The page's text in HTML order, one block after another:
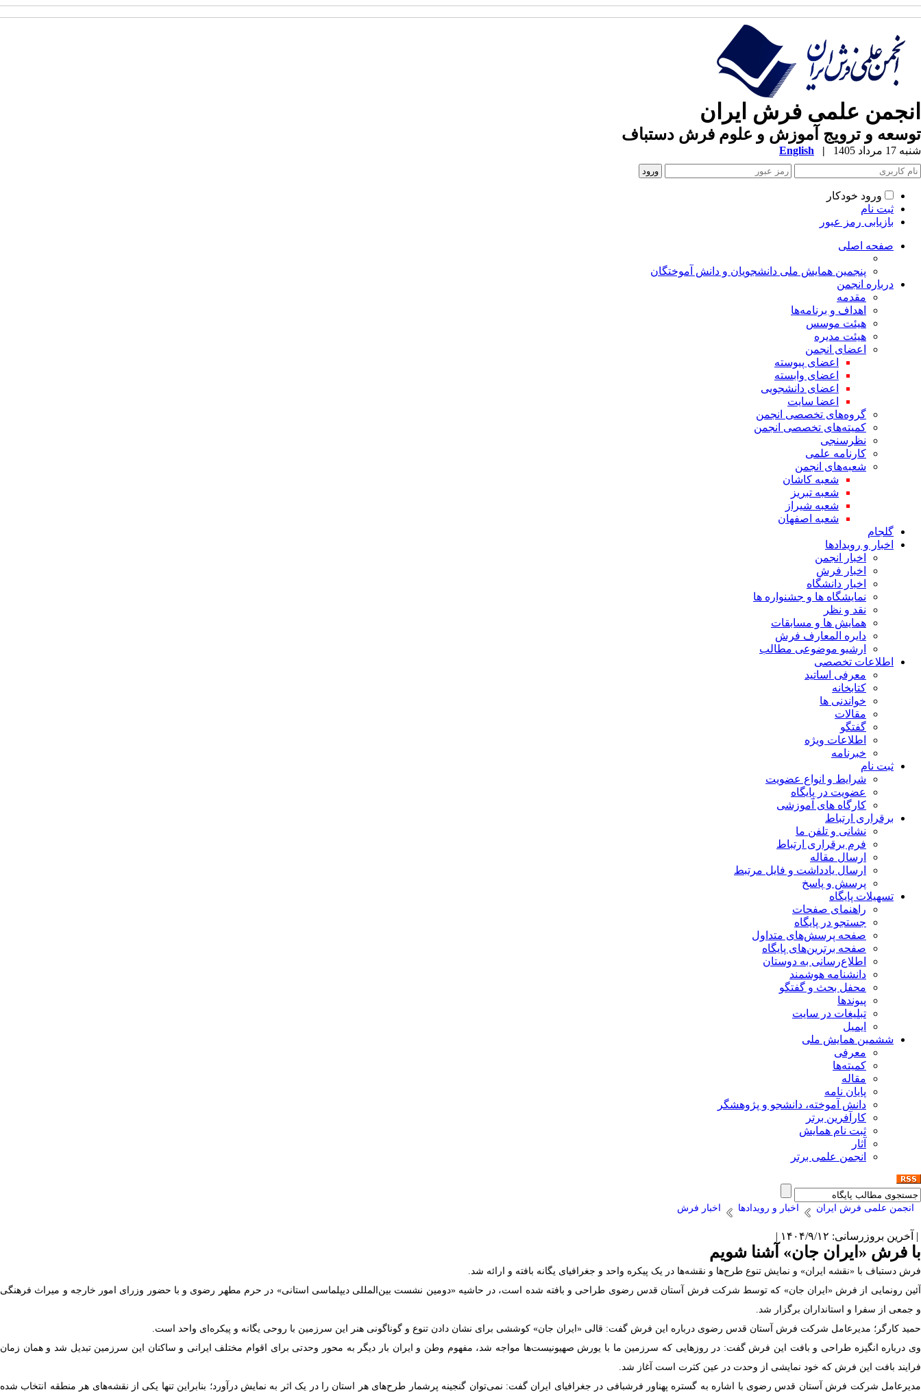
انجمن علمی فرش ایران
توسعه و ترویج آموزش و علوم فرش دستباف
شنبه 17 مرداد 1405 |
English
ورود خودکار
ثبت نام
بازیابی رمز عبور
صفحه اصلی
پنجمین همایش ملی دانشجویان و دانش آموختگان
درباره انجمن
مقدمه
اهداف و برنامه‌ها
هیئت موسس
هیئت مدیره
اعضای انجمن
اعضای پیوسته
اعضای وابسته
اعضای دانشجویی
اعضا سایت
گروه‌های تخصصی انجمن
کمیته‌های تخصصی انجمن
نظرسنجی
کارنامه علمی
شعبه‌های انجمن
شعبه کاشان
شعبه تبریز
شعبه شیراز
شعبه اصفهان
گلجام
اخبار و رویدادها
اخبار انجمن
اخبار فرش
اخبار دانشگاه
نمایشگاه ها و جشنواره ها
نقد و نظر
همایش ها و مسابقات
دایره المعارف فرش
ارشیو موضوعی مطالب
اطلاعات تخصصی
معرفی اساتید
کتابخانه
خواندنی ها
مقالات
گفتگو
اطلاعات ویژه
خبرنامه
ثبت نام
شرایط و انواع عضویت
عضویت در پایگاه
کارگاه های آموزشی
برقراری ارتباط
نشانی و تلفن ما
فرم برقراری ارتباط
ارسال مقاله
ارسال یادداشت و فایل مرتبط
پرسش و پاسخ
تسهیلات پایگاه
راهنمای صفحات
جستجو در پایگاه
صفحه پرسش‌های متداول
صفحه برترین‌های پایگاه
اطلاع‌رسانی به دوستان
دانشنامه هوشمند
محفل بحث و گفتگو
پیوندها
تبلیغات در سایت
ایمیل
ششمین همایش ملی
معرفی
کمیته‌ها
مقاله
پایان نامه
دانش آموخته، دانشجو و پژوهشگر
کارآفرین برتر
ثبت نام همایش
آثار
انجمن علمی برتر
انجمن علمی فرش ایران اخبار و رویدادها اخبار فرش
| آخرین بروزرسانی: ۱۴۰۴/۹/۱۲ |
با فرش «ایران جان» آشنا شویم
فرش دستباف با «نقشه ایران» و نمایش تنوع طرح‌ها و نقشه‌ها در یک پیکره واحد و جغرافیای یگانه بافته و ارائه شد.
آئین رونمایی از فرش «ایران جان» که توسط شرکت فرش آستان قدس رضوی طراحی و بافته شده است، در حاشیه «دومین نشست بین‌المللی دیپلماسی استانی» در حرم مطهر رضوی و با حضور وزرای امور خارجه و میراث فرهنگی
و جمعی از سفرا و استانداران برگزار شد.
حمید کارگر؛ مدیرعامل شرکت فرش آستان قدس رضوی درباره این فرش گفت: قالی «ایران جان» کوششی برای نشان دادن تنوع و گوناگونی هنر این سرزمین با روحی یگانه و پیکره‌ای واحد است.
وی درباره انگیزه طراحی و بافت این فرش گفت: در روزهایی که سرزمین ما با یورش صهیونیست‌ها مواجه شد، مفهوم وطن و ایران بار دیگر به محور وحدتی برای اقوام مختلف ایرانی و ساکنان این سرزمین تبدیل شد و همان زمان
فرایند بافت این فرش که خود نمایشی از وحدت در عین کثرت است آغاز شد.
مدیرعامل شرکت فرش آستان قدس رضوی با اشاره به گستره پهناور فرشبافی در جغرافیای ایران گفت: نمی‌توان گنجینه پرشمار طرح‌های هر استان را در یک اثر به نمایش درآورد؛ بنابراین تنها یکی از نقشه‌های هر منطقه انتخاب شده